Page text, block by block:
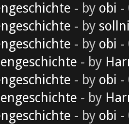
- by obi -
- by
- by obi -
- by
- by obi -
- by
- by obi -